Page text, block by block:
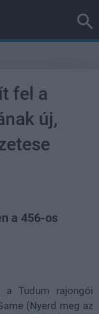
fel a
új,
a 456-os
Tudum rajongói
(Nyerd meg az